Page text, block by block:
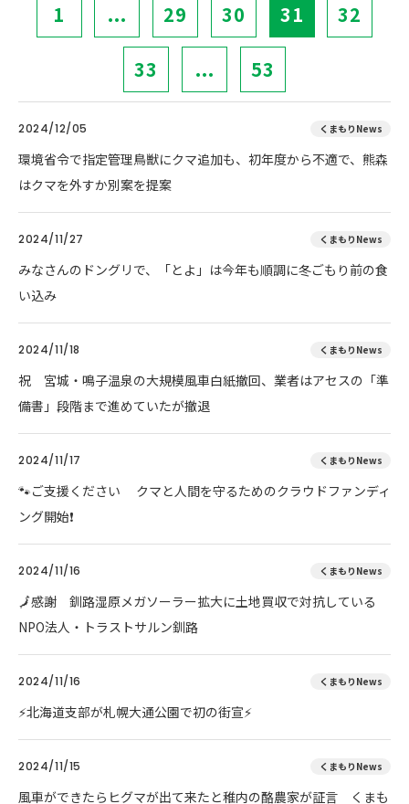
1 ... 29 30 31 32
33 ... 53
2024/12/05 くまもりNews
環境省令で指定管理鳥獣にクマ追加も、初年度から不適で、熊森
はクマを外すか別案を提案
2024/11/27 くまもりNews
みなさんのドングリで、「とよ」は今年も順調に冬ごもり前の食
い込み
2024/11/18 くまもりNews
祝 宮城・鳴子温泉の大規模風車白紙撤回、業者はアセスの「準
備書」段階まで進めていたが撤退
2024/11/17 くまもりNews
🐾ご支援ください クマと人間を守るためのクラウドファンディ
ング開始❗
2024/11/16 くまもりNews
🗾感謝 釧路湿原メガソーラー拡大に土地買収で対抗している
NPO法人・トラストサルン釧路
2024/11/16 くまもりNews
⚡北海道支部が札幌大通公園で初の街宣⚡
2024/11/15 くまもりNews
風車ができたらヒグマが出て来たと稚内の酪農家が証言 くまも